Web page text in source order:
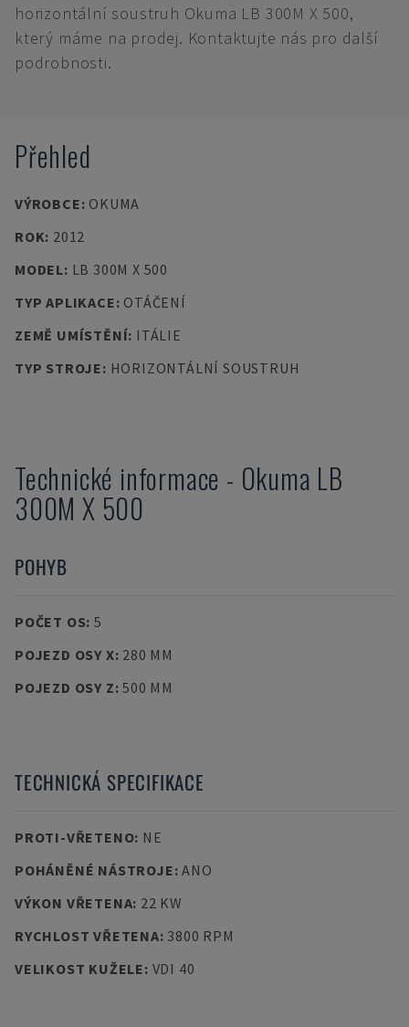
horizontální soustruh Okuma LB 300M X 500,
který máme na prodej. Kontaktujte nás pro další
podrobnosti.
Přehled
VÝROBCE: OKUMA
ROK: 2012
MODEL: LB 300M X 500
TYP APLIKACE: OTÁČENÍ
ZEMĚ UMÍSTĚNÍ: ITÁLIE
TYP STROJE: HORIZONTÁLNÍ SOUSTRUH
Technické informace - Okuma LB
300M X 500
POHYB
POČET OS: 5
POJEZD OSY X: 280 MM
POJEZD OSY Z:500 MM
TECHNICKÁ SPECIFIKACE
PROTI-VŘETENO: NE
POHÁNĚNÉ NÁSTROJE:ANO
VÝKON VŘETENA: 22 KW
RYCHLOST VŘETENA: 3800 RPM
VELIKOST KUŽELE: VDI 40